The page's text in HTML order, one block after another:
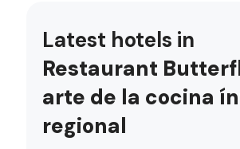
Latest hotels in
Restaurant
arte de la cocina
regional